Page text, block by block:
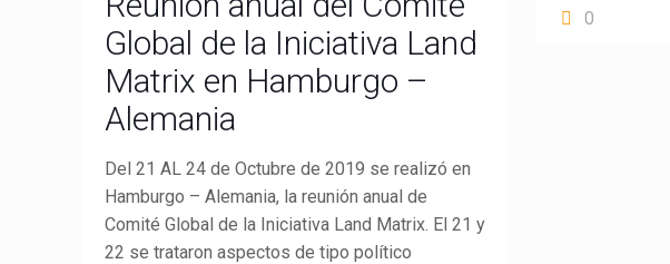
Global de la Iniciativa Land
Matrix en Hamburgo –
Alemania
Del 21 AL 24 de Octubre de 2019 se realizó en
Hamburgo – Alemania, la reunión anual de
Comité Global de la Iniciativa Land Matrix. El 21 y
22 se trataron aspectos de tipo político
0